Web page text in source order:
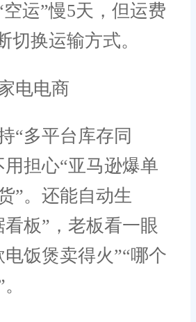
空运”慢5天，但运费
切换运输方式。
电商
多平台库存同
用担心“亚马逊爆单
”。还能自动生
看板”，老板看一眼
饭煲卖得火”“哪个